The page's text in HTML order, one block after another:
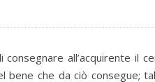
all’acquirente il
bene che da ciò consegue;